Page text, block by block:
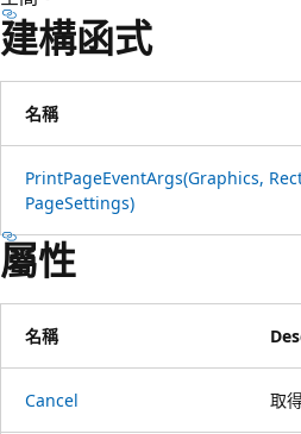
建構函式
名稱
PrintPageEventArgs(Graphics,
PageSettings)
屬性
名稱
Cancel 取